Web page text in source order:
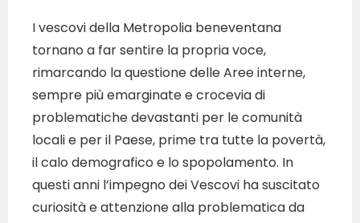
I vescovi della Metropolia beneventana
tornano a far sentire la propria voce,
rimarcando la questione delle Aree interne,
sempre più emarginate e crocevia di
problematiche devastanti per le comunità
locali e per il Paese, prime tra tutte la povertà,
il calo demografico e lo spopolamento. In
questi anni l’impegno dei Vescovi ha suscitato
curiosità e attenzione alla problematica da